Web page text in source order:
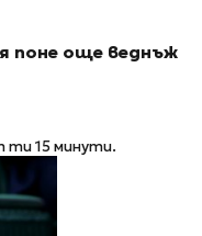
поне още веднъж
ти 15 минути.